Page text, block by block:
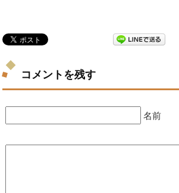
コメントを残す
名前